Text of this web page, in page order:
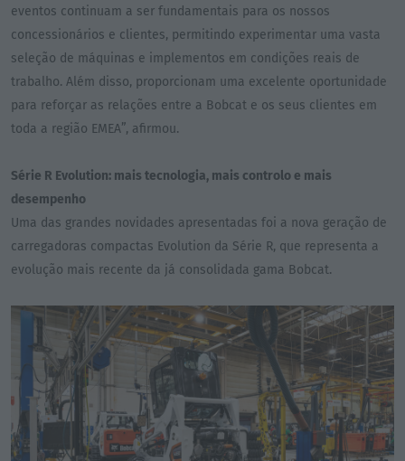
eventos continuam a ser fundamentais para os nossos
concessionários e clientes, permitindo experimentar uma vasta
seleção de máquinas e implementos em condições reais de
trabalho. Além disso, proporcionam uma excelente oportunidade
para reforçar as relações entre a Bobcat e os seus clientes em
toda a região EMEA”, afirmou.
Série R Evolution: mais tecnologia, mais controlo e mais
desempenho
Uma das grandes novidades apresentadas foi a nova geração de
carregadoras compactas Evolution da Série R, que representa a
evolução mais recente da já consolidada gama Bobcat.